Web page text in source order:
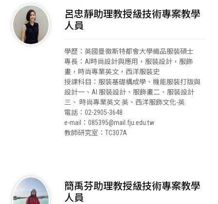
呂忠靜助理教授級技術專案教學
人員
學歷：英國曼徹斯特都會大學織品服裝碩士
專長：AI時尚設計與應用，服裝設計，服飾
畫，時尚專業英文，西洋服裝史
授課科目：服裝基礎構成學、機能服裝打版與
設計一、AI 服裝設計、服飾畫二、服裝設計
三、 時尚專業英文 英、西洋服飾文化-英
電話：02-2905-3648
e-mail：085395@mail.fju.edu.tw
教師研究室：TC307A
簡禹芬助理教授級技術專案教學
人員